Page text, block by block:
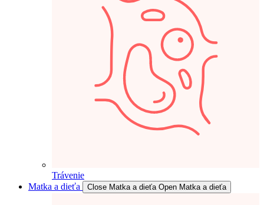
Trávenie
Matka a dieťa
Close Matka a dieťa Open Matka a dieťa